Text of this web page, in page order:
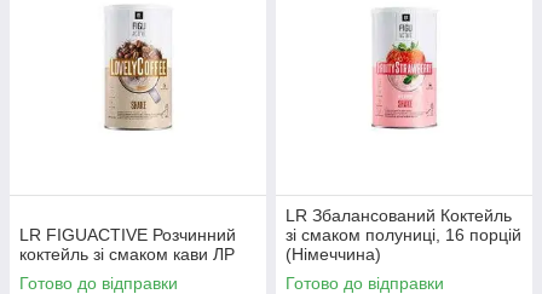
LR FIGUACTIVE Розчинний
коктейль зі смаком кави ЛР
Готово до відправки
LR Збалансований Коктейль
зі смаком полуниці, 16 порцій
(Німеччина)
Готово до відправки